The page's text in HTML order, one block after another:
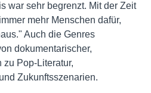
war sehr begrenzt. Mit der Zeit
mehr Menschen dafür,
Auch die Genres
dokumentarischer,
zu Pop-Literatur,
Zukunftsszenarien.